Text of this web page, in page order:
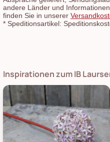
andere Länder und
finden Sie in unserer
* Speditionsartikel:
Inspirationen zum IB